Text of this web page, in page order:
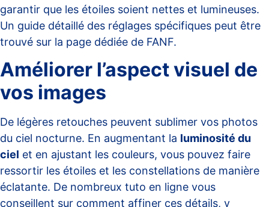
garantir que les étoiles soient nettes et lumineuses.
Un guide détaillé des réglages spécifiques peut être
trouvé sur la page dédiée de FANF.
Améliorer l’aspect visuel de
vos images
De légères retouches peuvent sublimer vos photos
du ciel nocturne. En augmentant la luminosité du
ciel et en ajustant les couleurs, vous pouvez faire
ressortir les étoiles et les constellations de manière
éclatante. De nombreux tuto en ligne vous
conseillent sur comment affiner ces détails, y